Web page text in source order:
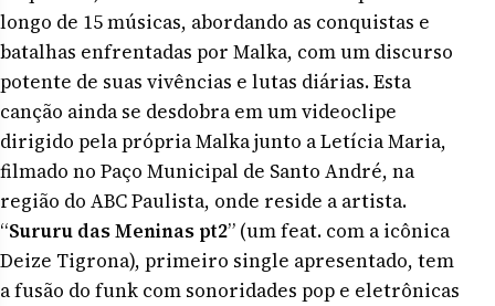
longo de 15 músicas, abordando as conquistas e
batalhas enfrentadas por Malka, com um discurso
potente de suas vivências e lutas diárias. Esta
canção ainda se desdobra em um videoclipe
dirigido pela própria Malka junto a Letícia Maria,
filmado no Paço Municipal de Santo André, na
região do ABC Paulista, onde reside a artista.
“Sururu das Meninas pt2” (um feat. com a icônica
Deize Tigrona), primeiro single apresentado, tem
a fusão do funk com sonoridades pop e eletrônicas